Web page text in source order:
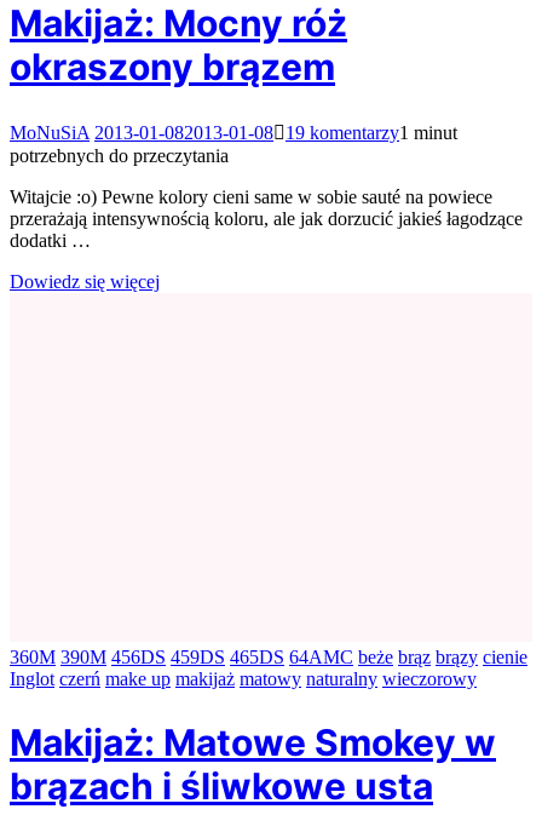
Makijaż: Mocny róż
okraszony brązem
MoNuSiA 2013-01-082013-01-08 19 komentarzydo
róż
okraszony
1 minut
potrzebnych do przeczytania
Witajcie :o) Pewne kolory cieni same w sobie sauté na powiece
przerażają intensywnością koloru, ale jak dorzucić jakieś łagodzące
dodatki …
Dowiedz się więcej
360M 390M 456DS 459DS 465DS 64AMC beże brąz brązy cienie
Inglot czerń make up makijaż matowy naturalny wieczorowy
Makijaż: Matowe Smokey w
brązach i śliwkowe usta